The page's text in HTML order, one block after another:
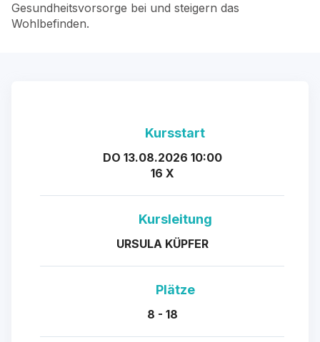
Gesundheitsvorsorge bei und steigern das
Wohlbefinden.
Kursstart
DO 13.08.2026 10:00
16 X
Kursleitung
URSULA KÜPFER
Plätze
8 - 18